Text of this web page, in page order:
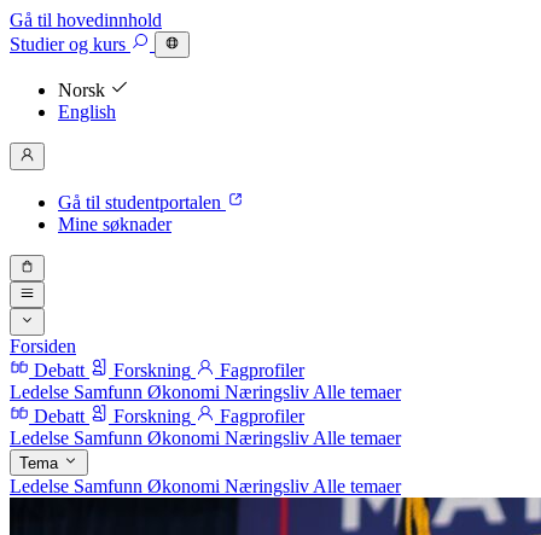
Gå til hovedinnhold
Studierog kurs
Norsk
English
Gå til studentportalen
Mine søknader
Forsiden
Debatt
Forskning
Fagprofiler
Ledelse Samfunn Økonomi Næringsliv Alle temaer
Debatt
Forskning
Fagprofiler
Ledelse Samfunn Økonomi Næringsliv Alle temaer
Tema
Ledelse Samfunn Økonomi Næringsliv Alle temaer